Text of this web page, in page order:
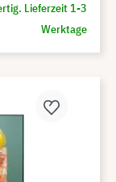
Lieferzeit 1-3
Werktage